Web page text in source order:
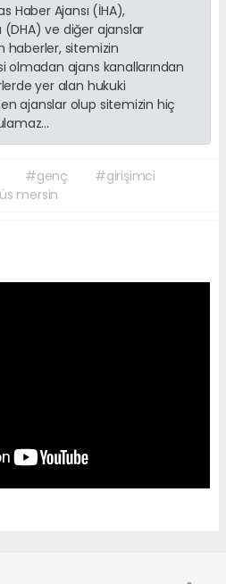
Haber Ajansı (İHA),
(DHA) ve diğer ajanslar
haberler, sitemizin
olmadan ajans kanallarından
yer alan hukuki
ajanslar olup sitemizin hiç
#genç
#girişimci
mersin